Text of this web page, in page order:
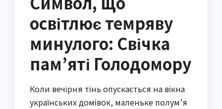
освітлює темряву
минулого: Свічка
пам’яті Голодомору
Коли вечірня тінь опускається на вікна
українських домівок, маленьке полум’я